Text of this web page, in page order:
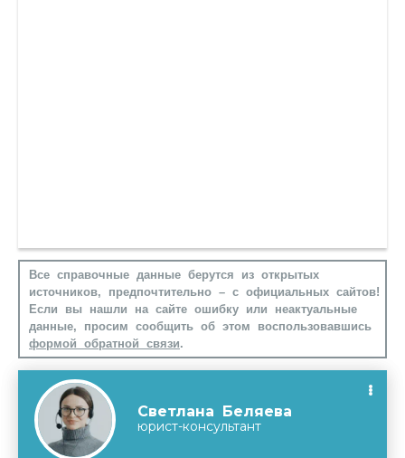
Все справочные данные берутся из открытых
источников, предпочтительно – с официальных сайтов!
Если вы нашли на сайте ошибку или неактуальные
данные, просим сообщить об этом воспользовавшись
формой обратной связи.